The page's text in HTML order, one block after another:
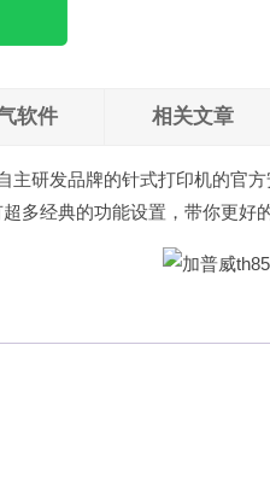
软件 相关文章
主研发品牌的针式打印机的官
多经典的功能设置，带你更好